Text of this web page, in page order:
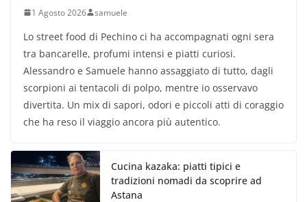
1 Agosto 2026 samuele
Lo street food di Pechino ci ha accompagnati ogni sera
tra bancarelle, profumi intensi e piatti curiosi.
Alessandro e Samuele hanno assaggiato di tutto, dagli
scorpioni ai tentacoli di polpo, mentre io osservavo
divertita. Un mix di sapori, odori e piccoli atti di coraggio
che ha reso il viaggio ancora più autentico.
Cucina kazaka: piatti tipici e
tradizioni nomadi da scoprire ad
Astana